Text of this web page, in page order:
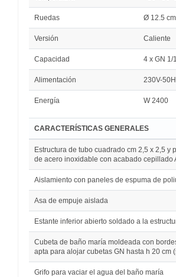
Ruedas Ø 12.5 cm
Versión Caliente
Capacidad 4 x GN 1/1
Alimentación 230V-
Energía W 2400
CARACTERÍSTICAS GENERALES
Estructura de tubo cuadrado cm 2,5 x 2,5 y
de acero inoxidable con acabado cepillado
Aislamiento con paneles de espuma de
Asa de empuje aislada
Estante inferior abierto soldado a la
Cubeta de baño maría moldeada con
apta para alojar cubetas GN hasta h 20 cm
Grifo para vaciar el agua del baño maría